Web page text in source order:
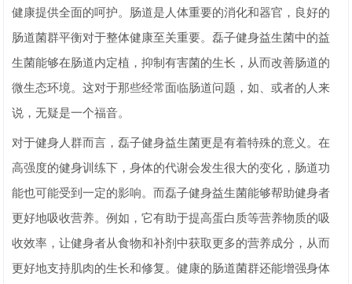
健康提供全面的呵护。肠道是人体重要的消化和器官，良好的
肠道菌群平衡对于整体健康至关重要。磊子健身益生菌中的益
生菌能够在肠道内定植，抑制有害菌的生长，从而改善肠道的
微生态环境。这对于那些经常面临肠道问题，如、或者的人来
说，无疑是一个福音。
对于健身人群而言，磊子健身益生菌更是有着特殊的意义。在
高强度的健身训练下，身体的代谢会发生很大的变化，肠道功
能也可能受到一定的影响。而磊子健身益生菌能够帮助健身者
更好地吸收营养。例如，它有助于提高蛋白质等营养物质的吸
收效率，让健身者从食物和补剂中获取更多的营养成分，从而
更好地支持肌肉的生长和修复。健康的肠道菌群还能增强身体